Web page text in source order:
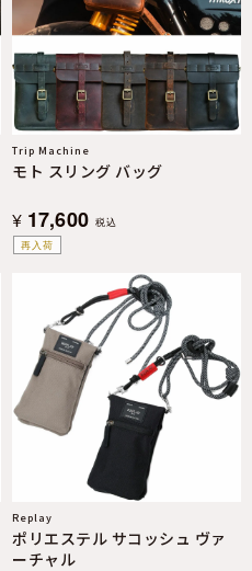
再入荷
Trip Machine
モト スリング バッグ
¥ 17,600 税込
Replay
ポリエステル サコッシュ ヴァ
ーチャル